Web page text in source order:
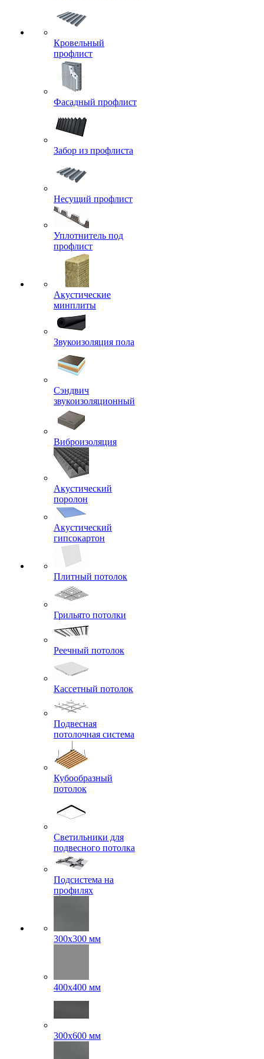
Кровельный
профлист
Фасадный профлист
Забор из профлиста
Несущий профлист
Уплотнитель под
профлист
Акустические
минплиты
Звукоизоляция пола
Сэндвич
звукоизоляционный
Виброизоляция
Акустический
поролон
Акустический
гипсокартон
Плитный потолок
Грильято потолки
Реечный потолок
Кассетный потолок
Подвесная
потолочная система
Кубообразный
потолок
Светильники для
подвесного потолка
Подсистема на
профилях
300x300 мм
400х400 мм
300x600 мм